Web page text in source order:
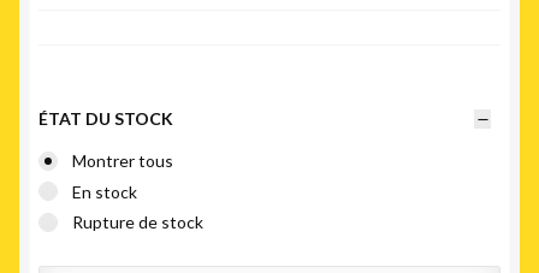
ÉTAT DU STOCK
Montrer tous
En stock
Rupture de stock